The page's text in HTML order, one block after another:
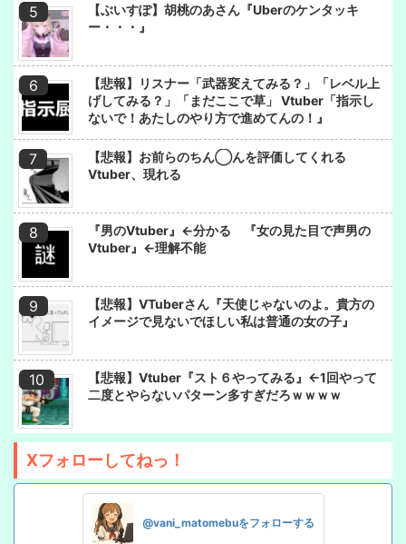
【ぶいすぽ】胡桃のあさん『Uberのケンタッキ
ー・・・』
【悲報】リスナー「武器変えてみる？」「レベル上
げしてみる？」「まだここで草」 Vtuber「指示し
ないで！あたしのやり方で進めてんの！』
【悲報】お前らのちん◯んを評価してくれる
Vtuber、現れる
『男のVtuber』←分かる 『女の見た目で声男の
Vtuber』←理解不能
【悲報】VTuberさん『天使じゃないのよ。貴方の
イメージで見ないでほしい私は普通の女の子』
【悲報】Vtuber『スト６やってみる』←1回やって
二度とやらないパターン多すぎだろｗｗｗｗ
Xフォローしてねっ！
@vani_matomebuをフォローする